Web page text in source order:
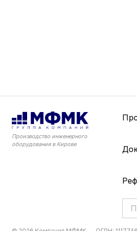
Производство инженерного
оборудования в Кирове